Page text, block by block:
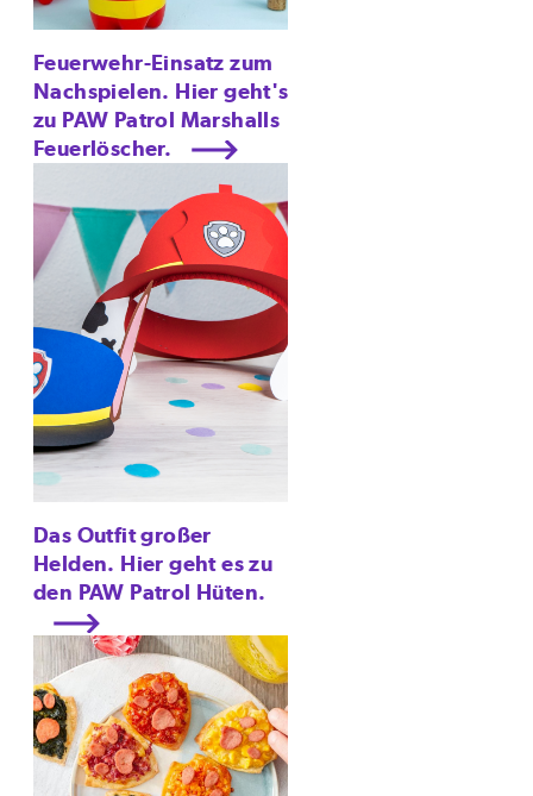
Feuerwehr-Einsatz zum
Nachspielen. Hier geht's
zu PAW Patrol Marshalls
Feuerlöscher.
Das Outfit großer
Helden. Hier geht es zu
den PAW Patrol Hüten.